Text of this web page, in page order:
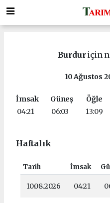
Burduriçin
10 Ağustos
İmsak
04:21
Güneş
06:03
Öğle
13:09
Haftalık
Tarih İmsak
10.08.2026 04:21